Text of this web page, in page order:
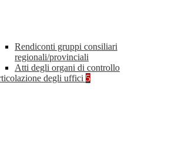
Rendiconti gruppi consiliari
regionali/provinciali
Atti degli organi di controllo
degli uffici 5